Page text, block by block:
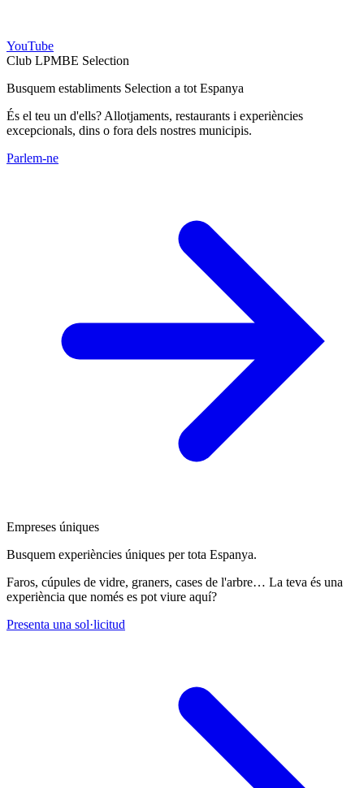
YouTube
Club LPMBE Selection
Busquem establiments Selection a tot Espanya
És el teu un d'ells? Allotjaments, restaurants i experiències
excepcionals, dins o fora dels nostres municipis.
Parlem-ne
Empreses úniques
Busquem experiències úniques per tota Espanya.
Faros, cúpules de vidre, graners, cases de l'arbre… La teva és una
experiència que només es pot viure aquí?
Presenta una sol·licitud